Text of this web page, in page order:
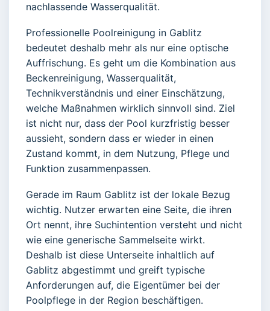
nachlassende Wasserqualität.
Professionelle Poolreinigung in Gablitz
bedeutet deshalb mehr als nur eine optische
Auffrischung. Es geht um die Kombination aus
Beckenreinigung, Wasserqualität,
Technikverständnis und einer Einschätzung,
welche Maßnahmen wirklich sinnvoll sind. Ziel
ist nicht nur, dass der Pool kurzfristig besser
aussieht, sondern dass er wieder in einen
Zustand kommt, in dem Nutzung, Pflege und
Funktion zusammenpassen.
Gerade im Raum Gablitz ist der lokale Bezug
wichtig. Nutzer erwarten eine Seite, die ihren
Ort nennt, ihre Suchintention versteht und nicht
wie eine generische Sammelseite wirkt.
Deshalb ist diese Unterseite inhaltlich auf
Gablitz abgestimmt und greift typische
Anforderungen auf, die Eigentümer bei der
Poolpflege in der Region beschäftigen.